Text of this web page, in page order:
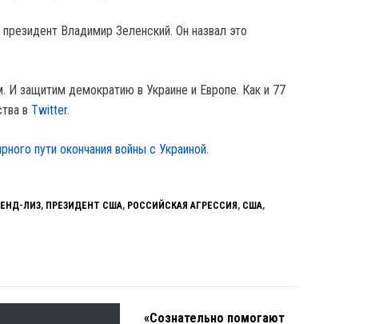
Владимир Зеленский. Он назвал это
защитим демократию в Украине и Европе. Как и 77
в Twitter.
пути окончания войны с Украиной.
ЛИЗ, ПРЕЗИДЕНТ США, РОССИЙСКАЯ АГРЕССИЯ , США,
«Сознательно помогают